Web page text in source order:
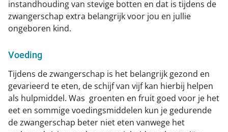
instandhouding van stevige botten en dat is tijdens de
zwangerschap extra belangrijk voor jou en jullie
ongeboren kind.
Voeding
Tijdens de zwangerschap is het belangrijk gezond en
gevarieerd te eten, de schijf van vijf kan hierbij helpen
als hulpmiddel. Was groenten en fruit goed voor je het
eet en sommige voedingsmiddelen kun je gedurende
de zwangerschap beter niet eten vanwege het